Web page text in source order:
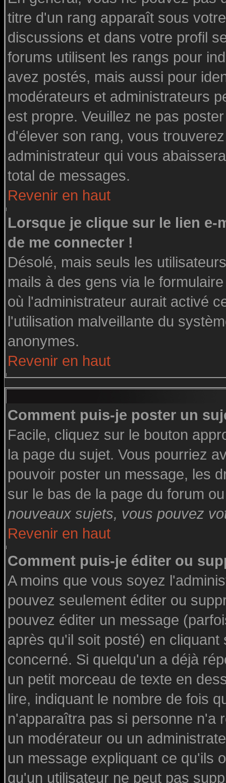
titre d'un rang apparaît sous
discussions et dans votre profil
forums utilisent les rangs pour
avez postés, mais aussi pour
modérateurs et administrateurs
est propre. Veuillez ne pas
d'élever son rang, vous
administrateur qui vous
total de messages.
Revenir en haut
Lorsque je clique sur le lien e-
de me connecter !
Désolé, mais seuls les
mails à des gens via le
où l'administrateur aurait activé
l'utilisation malveillante du
anonymes.
Revenir en haut
Comment puis-je poster un
Facile, cliquez sur le bouton
la page du sujet. Vous pourriez
pouvoir poster un message, les
sur le bas de la page du forum
nouveaux sujets, vous pouvez
Revenir en haut
Comment puis-je éditer ou
A moins que vous soyez
pouvez seulement éditer ou
pouvez éditer un message
après qu'il soit posté) en
concerné. Si quelqu'un a déjà
un petit morceau de texte en
lire, indiquant le nombre de fois
n'apparaîtra pas si personne n'a
un modérateur ou un
un message expliquant ce qu'ils
qu'un utilisateur ne peut pas